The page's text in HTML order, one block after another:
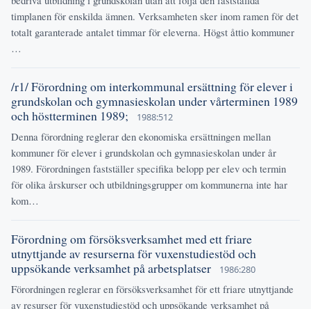
timplanen för enskilda ämnen. Verksamheten sker inom ramen för det
totalt garanterade antalet timmar för eleverna. Högst åttio kommuner
…
/r1/ Förordning om interkommunal ersättning för elever i
grundskolan och gymnasieskolan under vårterminen 1989
och höstterminen 1989;
1988:512
Denna förordning reglerar den ekonomiska ersättningen mellan
kommuner för elever i grundskolan och gymnasieskolan under år
1989. Förordningen fastställer specifika belopp per elev och termin
för olika årskurser och utbildningsgrupper om kommunerna inte har
kom…
Förordning om försöksverksamhet med ett friare
utnyttjande av resurserna för vuxenstudiestöd och
uppsökande verksamhet på arbetsplatser
1986:280
Förordningen reglerar en försöksverksamhet för ett friare utnyttjande
av resurser för vuxenstudiestöd och uppsökande verksamhet på